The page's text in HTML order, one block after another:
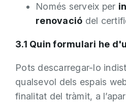
Només serveix per
renovació del
3.1 Quin formulari he
Pots descarregar-lo
qualsevol dels espais
finalitat del tràmit, a